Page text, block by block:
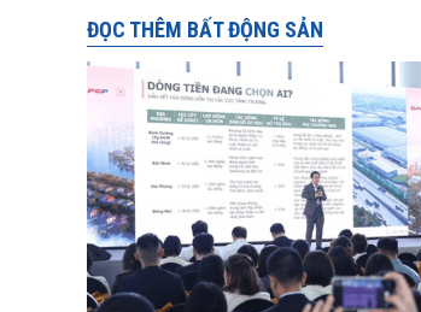
ĐỌC THÊM BẤT ĐỘNG SẢN